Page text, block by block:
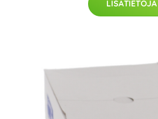
LISÄTIETOJA